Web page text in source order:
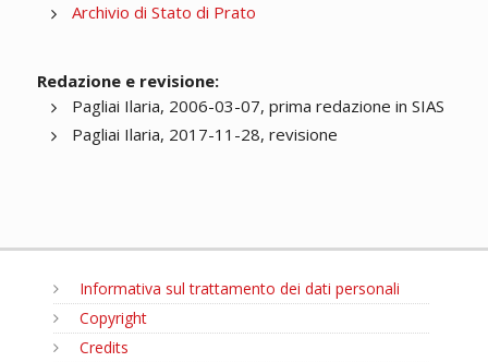
Archivio di Stato di Prato
Redazione e revisione:
Pagliai Ilaria, 2006-03-07, prima redazione in SIAS
Pagliai Ilaria, 2017-11-28, revisione
Informativa sul trattamento dei dati personali
Copyright
Credits